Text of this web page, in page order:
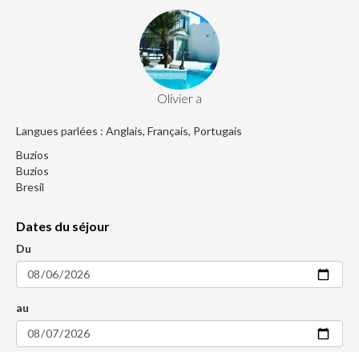
Olivier a
Langues parlées : Anglais, Français, Portugais
Buzios
Buzios
Bresil
Dates du séjour
Du
au